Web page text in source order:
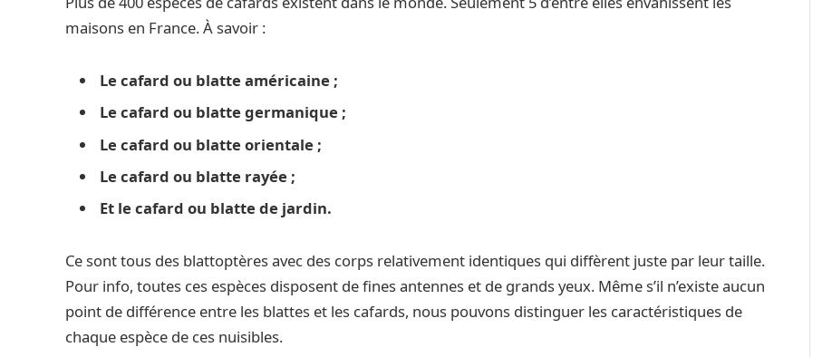
maisons en France. À savoir :
Le cafard ou blatte américaine ;
Le cafard ou blatte germanique ;
Le cafard ou blatte orientale ;
Le cafard ou blatte rayée ;
Et le cafard ou blatte de jardin.
Ce sont tous des blattoptères avec des corps relativement identiques qui diffèrent juste par leur taille.
Pour info, toutes ces espèces disposent de fines antennes et de grands yeux. Même s’il n’existe aucun
point de différence entre les blattes et les cafards, nous pouvons distinguer les caractéristiques de
chaque espèce de ces nuisibles.